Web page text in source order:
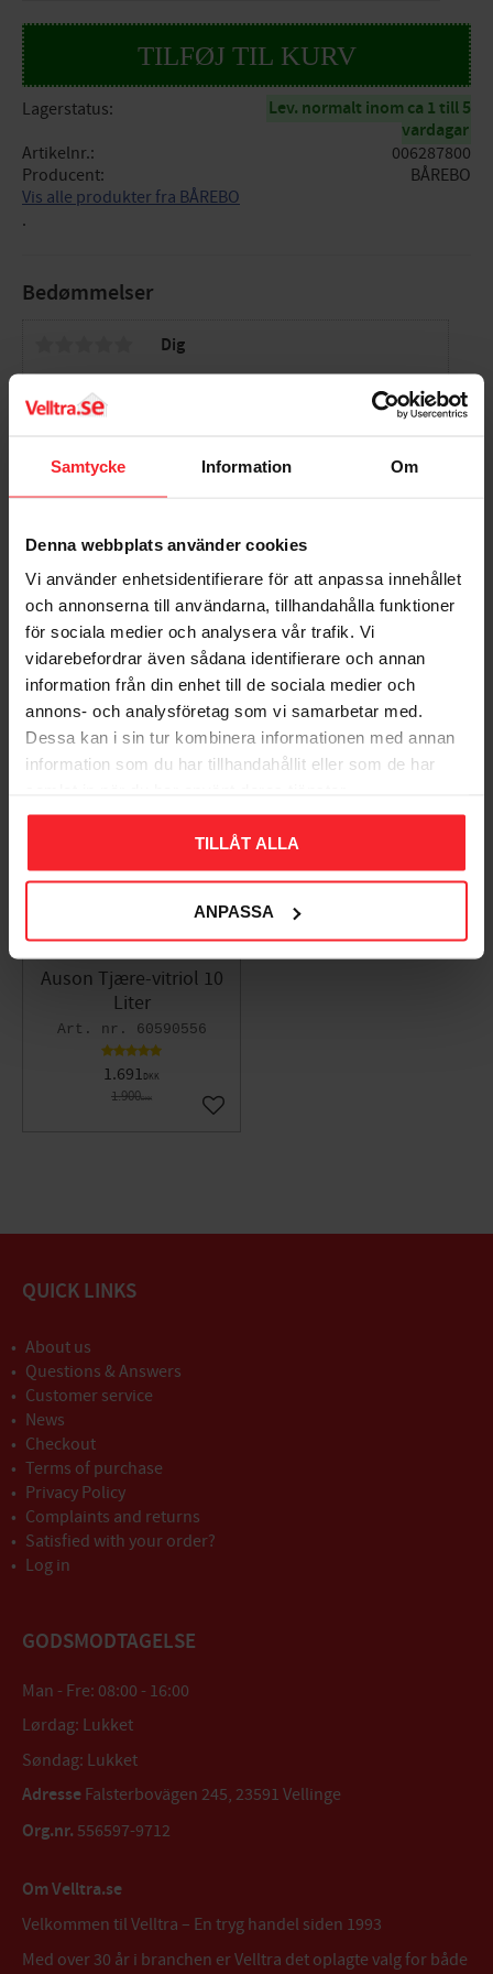
Samtycke Information Om
Denna webbplats använder cookies
Vi använder enhetsidentifierare för att anpassa innehållet
och annonserna till användarna, tillhandahålla funktioner
för sociala medier och analysera vår trafik. Vi
vidarebefordrar även sådana identifierare och annan
information från din enhet till de sociala medier och
annons- och analysföretag som vi samarbetar med.
Dessa kan i sin tur kombinera informationen med annan
information som du har tillhandahållit eller som de har
TILLÅT ALLA
ANPASSA
Lagerstatus
Lev. normalt inom ca 1 till 5
vardagar
Artikelnr.
006287800
Producent
BÅREBO
Vis alle produkter fra BÅREBO
.
Bedømmelser
Dig
Bliv den første, der giver en bedømmelse.
Populära produkter
Auson Tjære-vitriol 10
Liter
60590556
1.691DKK
1.900DKK
Gem som favorit
QUICK LINKS
About us
Questions & Answers
Customer service
News
Checkout
Terms of purchase
Privacy Policy
Complaints and returns
Satisfied with your order?
Log in
GODSMODTAGELSE
Man - Fre: 08:00 - 16:00
Lørdag: Lukket
Søndag: Lukket
Adresse Falsterbovägen 245, 23591 Vellinge
Org.nr. 556597-9712
Om Velltra.se
Velkommen til Velltra – En tryg handel siden 1993
Med over 30 år i branchen er Velltra det oplagte valg for både